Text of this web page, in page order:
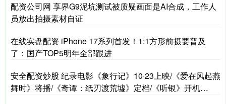
配资公司网 享界G9泥坑测试被质疑画面是AI合成，工作人
员放出拍摄素材自证
在线实盘配资 iPhone 17系列首发！1:1方形前摄要普及
了：国产TOP5明年全部跟进
安全配资炒股 纪录电影《象行记》10·23上映/《爱在风起燕
舞时》将播/《奇谭：纸刃渡荒墟》定档/《听银》开机…